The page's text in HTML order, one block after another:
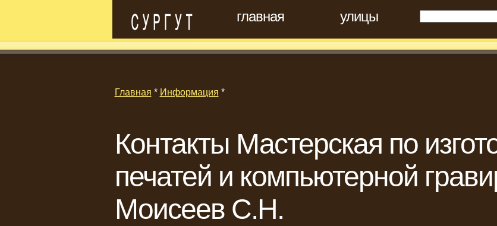
главная улицы
Главная * Информация *
Контакты Мастерская по
печатей и компьютерной
Моисеев С.Н.